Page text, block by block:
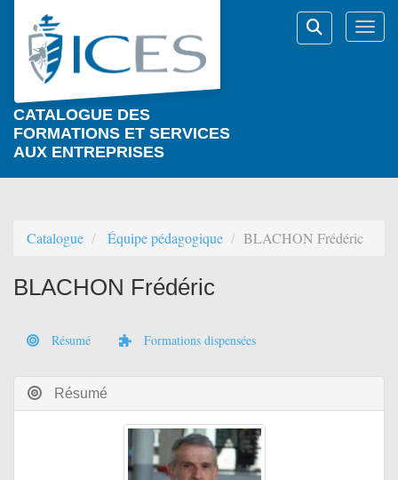
Aller au menu principal
Aller au contenu principal
Personnaliser l'interface
CATALOGUE DES
FORMATIONS ET SERVICES
AUX ENTREPRISES
Catalogue Équipe pédagogique BLACHON Frédéric
BLACHON Frédéric
Résumé Formations dispensées
Résumé